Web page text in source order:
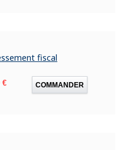
fiscal
€ COMMANDER